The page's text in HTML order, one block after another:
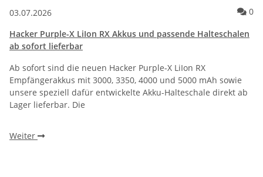
03.07.2026 0
Hacker Purple-X LiIon RX Akkus und passende Halteschalen
ab sofort lieferbar
Ab sofort sind die neuen Hacker Purple-X LiIon RX
Empfängerakkus mit 3000, 3350, 4000 und 5000 mAh sowie
unsere speziell dafür entwickelte Akku-Halteschale direkt ab
Lager lieferbar. Die
Weiter